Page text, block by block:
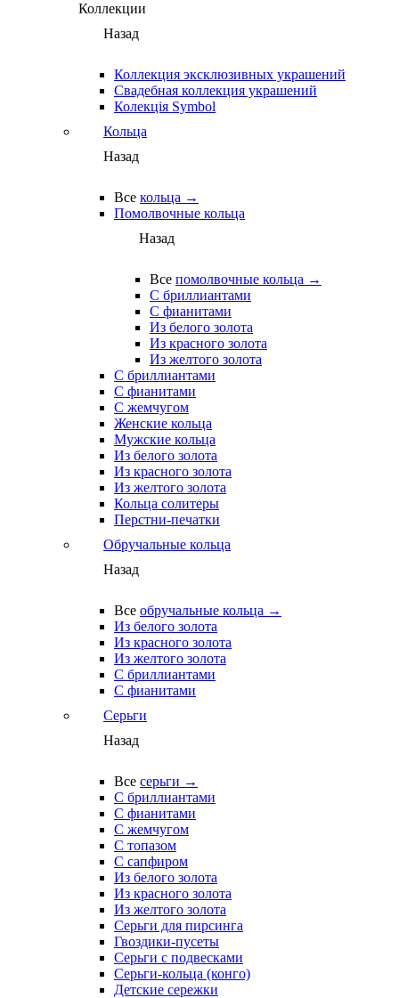
Коллекции
Назад
Коллекция эксклюзивных украшений
Свадебная коллекция украшений
Колекція Symbol
Кольца
Назад
Все кольца →
Помолвочные кольца
Назад
Все помолвочные кольца →
С бриллиантами
С фианитами
Из белого золота
Из красного золота
Из желтого золота
С бриллиантами
С фианитами
С жемчугом
Женские кольца
Мужские кольца
Из белого золота
Из красного золота
Из желтого золота
Кольца солитеры
Перстни-печатки
Обручальные кольца
Назад
Все обручальные кольца →
Из белого золота
Из красного золота
Из желтого золота
С бриллиантами
С фианитами
Серьги
Назад
Все серьги →
С бриллиантами
С фианитами
С жемчугом
С топазом
С сапфиром
Из белого золота
Из красного золота
Из желтого золота
Серьги для пирсинга
Гвоздики-пусеты
Серьги с подвесками
Серьги-кольца (конго)
Детские сережки